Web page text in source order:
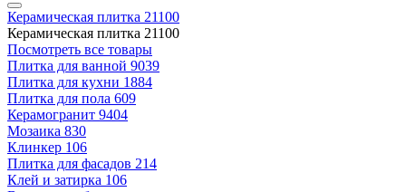
Керамическая плитка 21100
Керамическая плитка 21100
Посмотреть все товары
Плитка для ванной 9039
Плитка для кухни 1884
Плитка для пола 609
Керамогранит 9404
Мозаика 830
Клинкер 106
Плитка для фасадов 214
Клей и затирка 106